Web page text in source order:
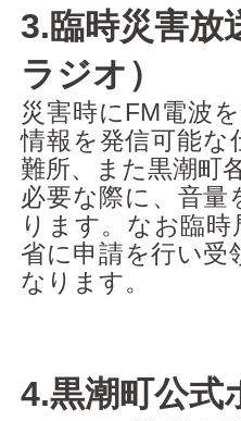
3.臨時災害放
ラジオ）
災害時にFM電波
情報を発信可能な
難所、また黒潮町
必要な際に、音量
ります。なお臨
省に申請を行い受
なります。
4.黒潮町公式